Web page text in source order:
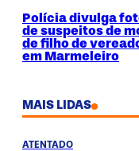
Polícia divulga
de suspeitos de
de filho de
em Marmeleiro
MAIS LIDAS
ATENTADO